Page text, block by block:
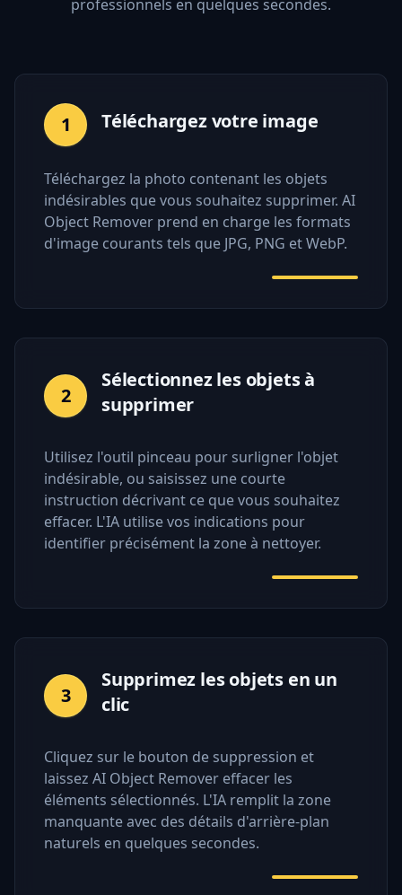
professionnels en quelques secondes.
1 Téléchargez votre image
Téléchargez la photo contenant les objets
indésirables que vous souhaitez supprimer. AI
Object Remover prend en charge les formats
d'image courants tels que JPG, PNG et WebP.
2
Sélectionnez les objets à
supprimer
Utilisez l'outil pinceau pour surligner l'objet
indésirable, ou saisissez une courte
instruction décrivant ce que vous souhaitez
effacer. L'IA utilise vos indications pour
identifier précisément la zone à nettoyer.
3
Supprimez les objets en un
clic
Cliquez sur le bouton de suppression et
laissez AI Object Remover effacer les
éléments sélectionnés. L'IA remplit la zone
manquante avec des détails d'arrière-plan
naturels en quelques secondes.